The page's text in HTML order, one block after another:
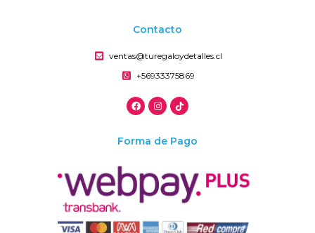
Contacto
ventas@turegaloydetalles.cl
+56933375869
Forma de Pago